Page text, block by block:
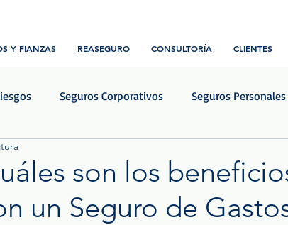
Y FIANZAS REASEGURO CONSULTORÍA CLIENTES
Seguros Corporativos Seguros Personales
Transporte y Logística
son los
un Seguro de